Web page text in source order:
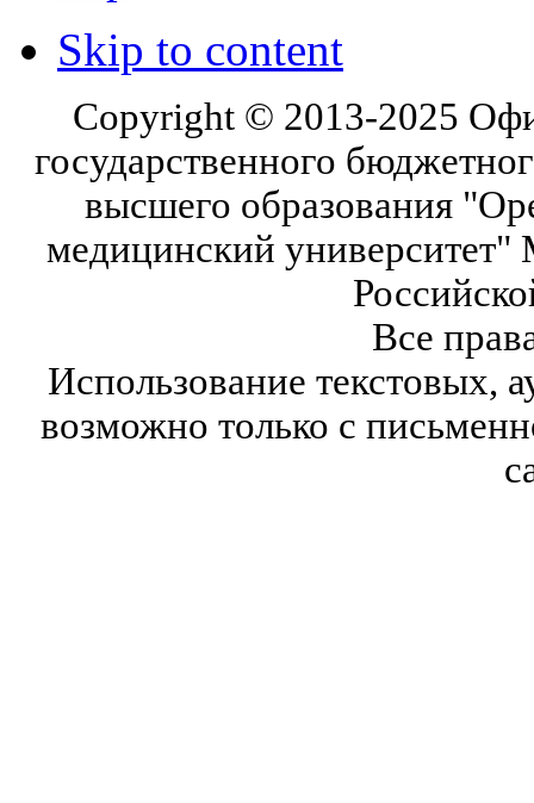
Skip to content
Copyright © 2013-2025
государственного
высшего образования
медицинский университет"
Все
Использование текстовых,
возможно только с